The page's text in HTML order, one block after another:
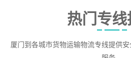
热门专线
厦门到各城市货物运输物流专线提供